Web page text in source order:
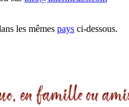
les mêmes pays ci-dessous.